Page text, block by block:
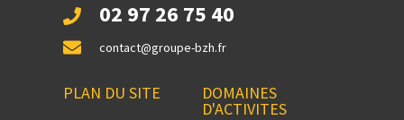
02 97 26 75 40
contact@groupe-bzh.fr
PLAN DU SITE DOMAINES
D'ACTIVITES